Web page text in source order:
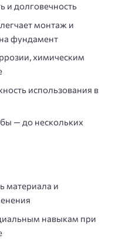
и долговечность
монтаж и
фундамент
химическим
использования в
— до нескольких
материала и
навыкам при